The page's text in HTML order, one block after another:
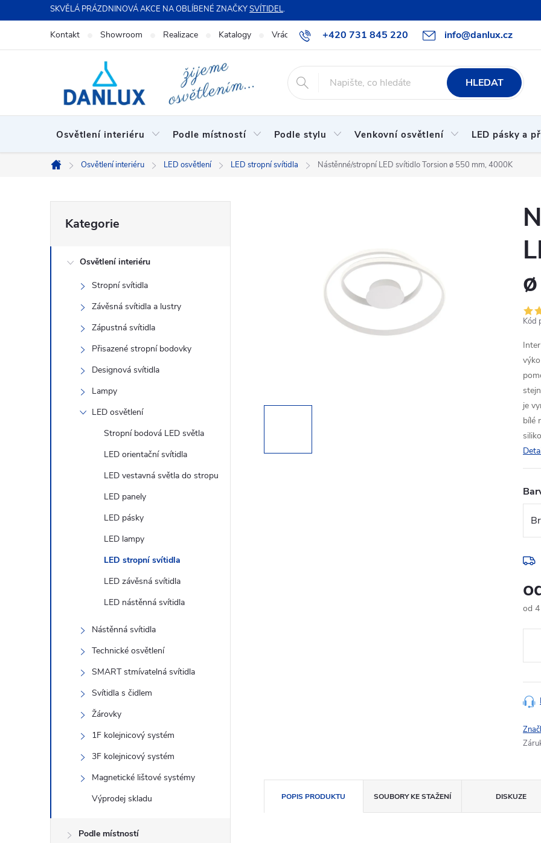
na
SKVĚLÁ PRÁZDNINOVÁ AKCE NA OBLÍBENÉ ZNAČKYSVÍTIDEL.
+420 731 845 220 info@danlux.cz
Kontakt Showroom Realizace Katalogy Vrácení zboží a reklamace O nás B2B spolupráce
HLEDAT
Osvětlení interiéru Podle místností Podle stylu Venkovní osvětlení LED pásky a
Domů
Osvětlení interiéru LED osvětlení LED stropní svítidla Nástěnné/stropní LED svítidlo Torsion ø 550 mm, 4000K
o
kategorie
Kategorie
Osvětlení interiéru
Stropní svítidla
Závěsná svítidla a lustry
Zápustná svítidla
Přisazené stropní bodovky
Designová svítidla
Lampy
LED osvětlení
Stropní bodová LED světla
LED orientační svítidla
LED vestavná světla do stropu
LED panely
LED pásky
LED lampy
LED stropní svítidla
LED závěsná svítidla
LED nástěnná svítidla
Nástěnná svítidla
Technické osvětlení
SMART stmívatelná svítidla
Svítidla s čidlem
Žárovky
1F kolejnicový systém
3F kolejnicový systém
Magnetické lištové systémy
Výprodej skladu
Podle místností
Kód
je
bílé
od
POPIS PRODUKTU SOUBORY KE STAŽENÍ DISKUZE